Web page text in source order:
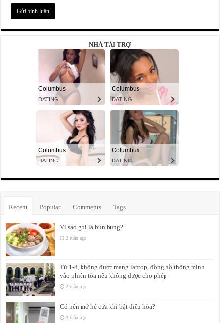
NHÀ TÀI TRỢ
Recent Popular Comments Tags
Vì sao gọi là bún bung?
2 tuần ago
Từ 1-8, không được mang laptop, đồng hồ thông minh
vào phiên tòa nếu không được cho phép
2 tuần ago
Có nên mở hé cửa khi bật điều hòa?
3 tuần ago